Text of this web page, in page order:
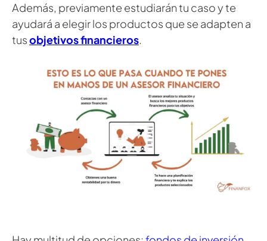
Además, previamente estudiarán tu caso y te
ayudará a elegir los productos que se adapten a
tusobjetivos financieros